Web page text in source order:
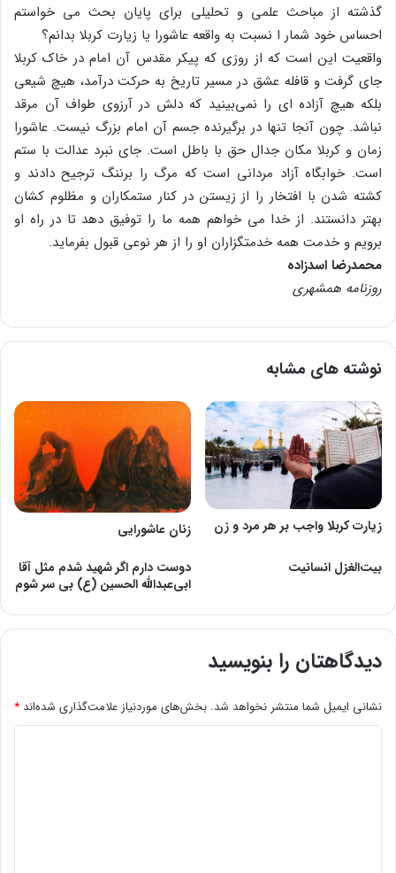
گذشته از مباحث علمی و تحلیلی برای پایان بحث می خواستم
احساس خود شمار ا نسبت به واقعه عاشورا یا زیارت کربلا بدانم؟
واقعیت این است که از روزی که پیکر مقدس آن امام در خاک کربلا
جای گرفت و قافله عشق در مسیر تاریخ به حرکت درآمد، هیچ شیعی
بلکه هیچ آزاده ای را نمی‌بینید که دلش در آرزوی طواف آن مرقد
نباشد. چون آنجا تنها در برگیرنده جسم آن امام بزرگ نیست. عاشورا
زمان و کربلا مکان جدال حق با باطل است. جای نبرد عدالت با ستم
است. خوابگاه آزاد مردانی است که مرگ را برننگ ترجیح دادند و
کشته شدن با افتخار را از زیستن در کنار ستمکاران و مظلوم کشان
بهتر دانستند. از خدا می خواهم همه ما را توفیق دهد تا در راه او
برویم و خدمت همه خدمتگزاران او را از هر نوعی قبول بفرماید.
محمدرضا اسدزاده
روزنامه همشهری
نوشته های مشابه
زیارت کربلا واجب بر هر مرد و زن
زنان عاشورایی
بیت‌الغزل انسانیت
دوست دارم اگر شهید شدم مثل آقا
ابى‌عبدالله الحسین (ع) بى سر شوم
دیدگاهتان را بنویسید
نشانی ایمیل شما منتشر نخواهد شد. بخش‌های موردنیاز علامت‌گذاری شده‌اند *